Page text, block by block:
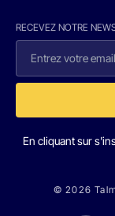
RECEVEZ NOTRE
En cliquant sur
© 2026